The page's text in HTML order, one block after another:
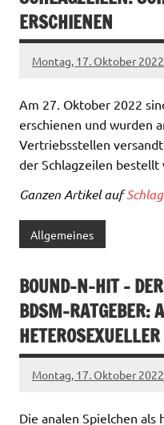
ERSCHIENEN
Montag, 17. Oktober 2022
Am 27. Oktober 2022
erschienen und wurden
Vertriebsstellen
der Schlagzeilen bestellt
Ganzen Artikel auf
Allgemeines
BOUND-N-HIT –
BDSM-RATGEBER:
Montag, 17. Oktober 2022
Die analen Spielchen